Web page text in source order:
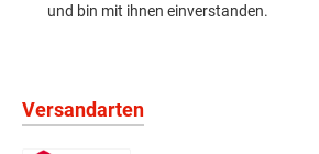
und bin mit ihnen einverstanden.
Versandarten